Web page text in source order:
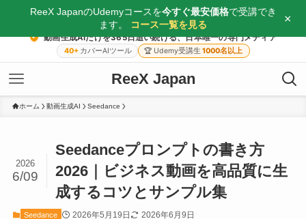
動画生成AIだけを365日追い続ける、日本唯一の専門メディア
40+ カバーAIツール 🏆 Udemy受講生 1000名以上
ReeX Japan
ホーム 動画生成AI Seedance
Seedanceプロンプトの書き方
2026｜ビジネス動画を高品質に生
成するコツとサンプル集
2026
6/09
Seedance 2026年5月19日 2026年6月9日
ReeX JapanのUdemyコースを今すぐ最安価格で受講でき
ます。
コース一覧を見る ×